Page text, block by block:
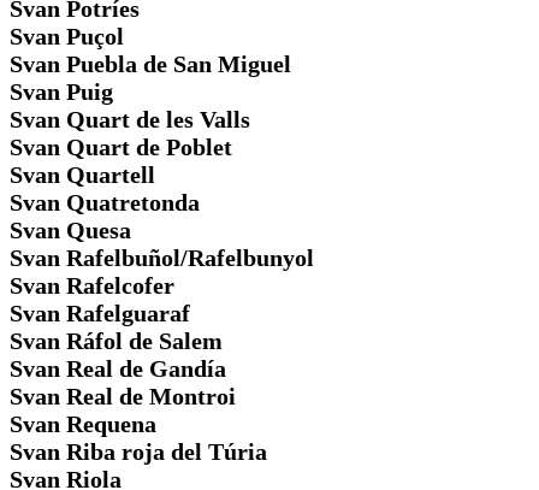
Svan Potríes
Svan Puçol
Svan Puebla de San Miguel
Svan Puig
Svan Quart de les Valls
Svan Quart de Poblet
Svan Quartell
Svan Quatretonda
Svan Quesa
Svan Rafelbuñol/Rafelbunyol
Svan Rafelcofer
Svan Rafelguaraf
Svan Ráfol de Salem
Svan Real de Gandía
Svan Real de Montroi
Svan Requena
Svan Riba roja del Túria
Svan Riola